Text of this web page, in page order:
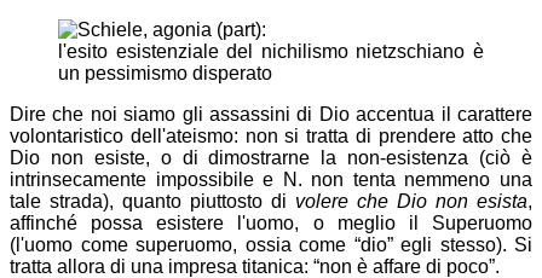
l'esito esistenziale del nichilismo nietzschiano è
un pessimismo disperato
Dire che noi siamo gli assassini di Dio accentua il carattere
volontaristico dell'ateismo: non si tratta di prendere atto che
Dio non esiste, o di dimostrarne la non-esistenza (ciò è
intrinsecamente impossibile e N. non tenta nemmeno una
tale strada), quanto piuttosto di volere che Dio non esista,
affinché possa esistere l'uomo, o meglio il Superuomo
(l'uomo come superuomo, ossia come “dio” egli stesso). Si
tratta allora di una impresa titanica: “non è affare di poco”.